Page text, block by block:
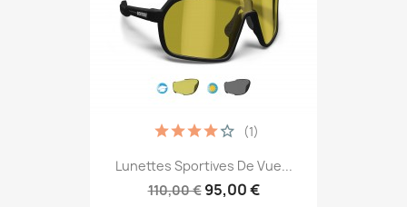
Lunettes Sportives De Vue...
110,00 € 95,00 €
(1)